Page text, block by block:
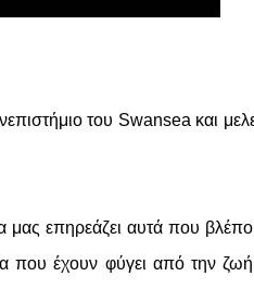
του Swansea και
μας επηρεάζει αυτά που
έχουν φύγει από την ζωή,